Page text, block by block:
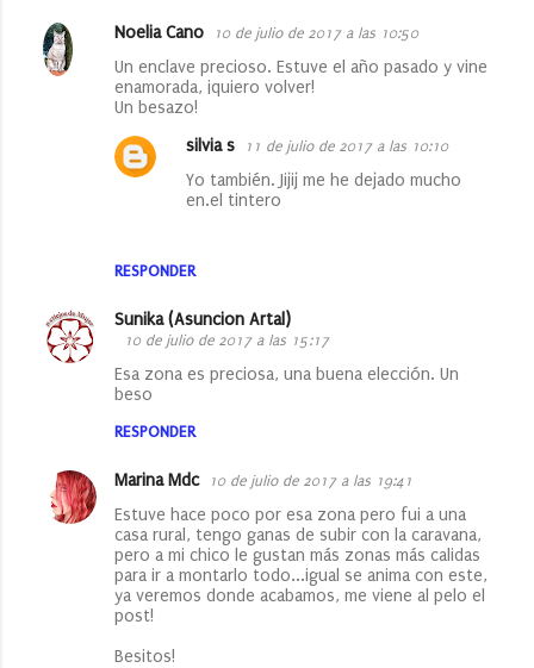
s
Noelia Cano 10 de julio de 2017 a las 10:50
Un enclave precioso. Estuve el año pasado y vine
enamorada, ¡quiero volver!
Un besazo!
RESPONDER
silvia s 11 de julio de 2017 a las 10:10
Yo también. Jijij me he dejado mucho
en.el tintero
Sunika (Asuncion Artal)
10 de julio de 2017 a las 15:17
Esa zona es preciosa, una buena elección. Un
beso
RESPONDER
Marina Mdc 10 de julio de 2017 a las 19:41
Estuve hace poco por esa zona pero fui a una
casa rural, tengo ganas de subir con la caravana,
pero a mi chico le gustan más zonas más calidas
para ir a montarlo todo...igual se anima con este,
ya veremos donde acabamos, me viene al pelo el
post!
Besitos!